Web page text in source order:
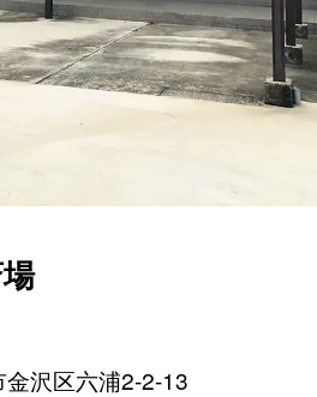
沢区六浦2-2-13